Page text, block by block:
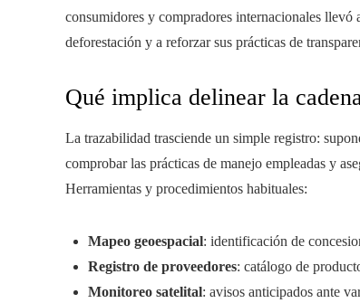
consumidores y compradores internacionales llevó
deforestación y a reforzar sus prácticas de
Qué implica delinear la
La trazabilidad trasciende un simple registro:
comprobar las prácticas de manejo empleadas y
Herramientas y procedimientos habituales:
Mapeo geoespacial: identificación de
Registro de proveedores: catálogo de
Monitoreo satelital: avisos anticipados ante